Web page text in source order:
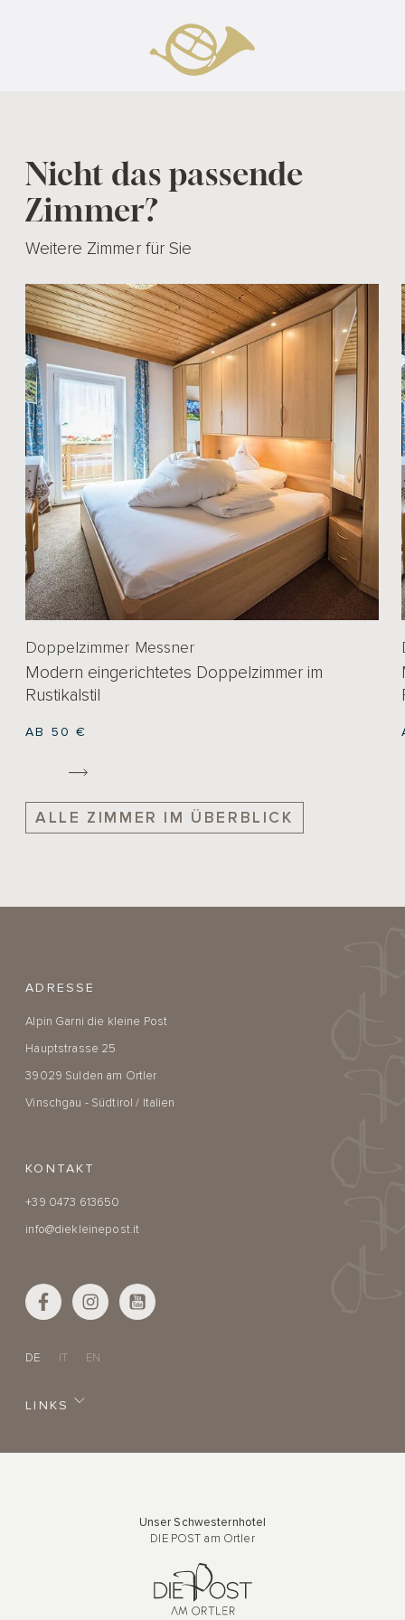
Nicht das passende
Zimmer?
Weitere Zimmer für Sie
Doppelzimmer Messner
Modern eingerichtetes Doppelzimmer im
Rustikalstil
AB 50 €
ALLE ZIMMER IM ÜBERBLICK
ADRESSE
Alpin Garni die kleine Post
Hauptstrasse 25
39029 Sulden am Ortler
Vinschgau - Südtirol / Italien
DE IT EN
LINKS
KONTAKT
+39 0473 613650
info@diekleinepost.it
Unser Schwesternhotel
DIE POST am Ortler